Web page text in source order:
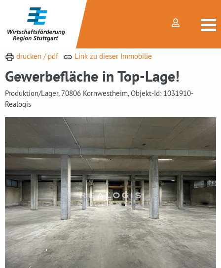
drucken / pdf Link zu dieser Immobilie
Gewerbefläche in Top-Lage!
Produktion/Lager, 70806 Kornwestheim, Objekt-Id: 1031910-
Realogis